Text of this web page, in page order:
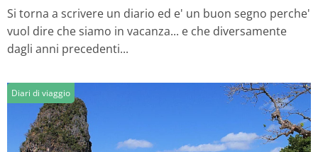
Si torna a scrivere un diario ed e' un buon segno perche'
vuol dire che siamo in vacanza... e che diversamente
dagli anni precedenti...
Diari di viaggio